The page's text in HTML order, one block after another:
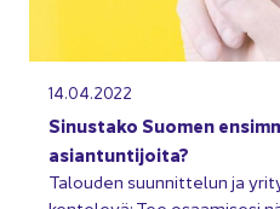
14.04.2022
Si­nus­ta­ko Suo­men
asiantuntijoita?
Ta­lou­den suun­nit­te­lun ja